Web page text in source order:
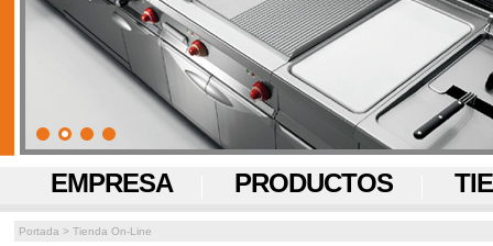
EMPRESA PRODUCTOS
Portada > Tienda On-Line